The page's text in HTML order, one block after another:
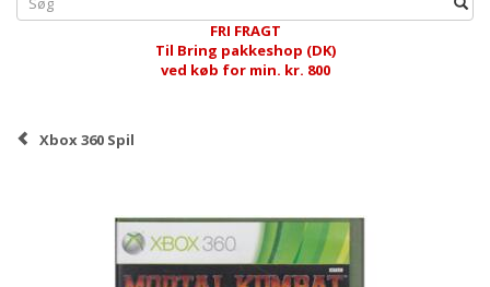
FRI FRAGT
Til Bring pakkeshop (DK)
ved køb for min. kr. 800
Xbox 360 Spil